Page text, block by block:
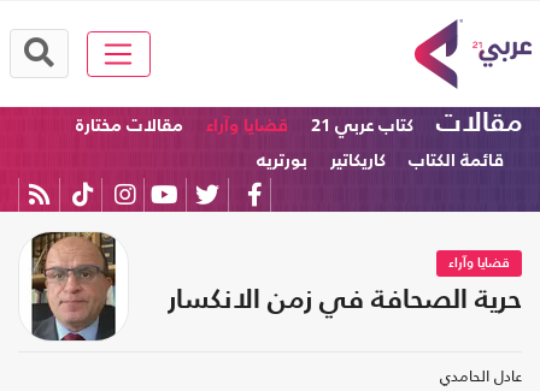
مقالات كتاب عربي 21 قضايا وآراء
مقالات مختارة
قائمة الكتاب
كاريكاتير بورتريه
قضايا وآراء
حرية الصحافة في زمن الانكسار
عادل الحامدي